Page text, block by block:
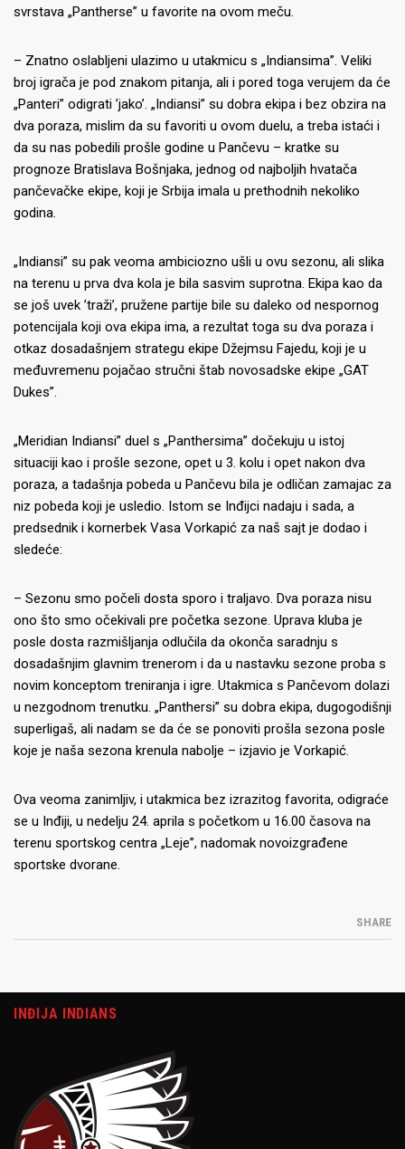
svrstava „Pantherse” u favorite na ovom meču.
– Znatno oslabljeni ulazimo u utakmicu s „Indiansima”. Veliki
broj igrača je pod znakom pitanja, ali i pored toga verujem da će
„Panteri” odigrati ’jako’. „Indiansi” su dobra ekipa i bez obzira na
dva poraza, mislim da su favoriti u ovom duelu, a treba istaći i
da su nas pobedili prošle godine u Pančevu – kratke su
prognoze Bratislava Bošnjaka, jednog od najboljih hvatača
pančevačke ekipe, koji je Srbija imala u prethodnih nekoliko
godina.
„Indiansi” su pak veoma ambiciozno ušli u ovu sezonu, ali slika
na terenu u prva dva kola je bila sasvim suprotna. Ekipa kao da
se još uvek ’traži’, pružene partije bile su daleko od nespornog
potencijala koji ova ekipa ima, a rezultat toga su dva poraza i
otkaz dosadašnjem strategu ekipe Džejmsu Fajedu, koji je u
međuvremenu pojačao stručni štab novosadske ekipe „GAT
Dukes”.
„Meridian Indiansi” duel s „Panthersima” dočekuju u istoj
situaciji kao i prošle sezone, opet u 3. kolu i opet nakon dva
poraza, a tadašnja pobeda u Pančevu bila je odličan zamajac za
niz pobeda koji je usledio. Istom se Inđijci nadaju i sada, a
predsednik i kornerbek Vasa Vorkapić za naš sajt je dodao i
sledeće:
– Sezonu smo počeli dosta sporo i traljavo. Dva poraza nisu
ono što smo očekivali pre početka sezone. Uprava kluba je
posle dosta razmišljanja odlučila da okonča saradnju s
dosadašnjim glavnim trenerom i da u nastavku sezone proba s
novim konceptom treniranja i igre. Utakmica s Pančevom dolazi
u nezgodnom trenutku. „Panthersi” su dobra ekipa, dugogodišnji
superligaš, ali nadam se da će se ponoviti prošla sezona posle
koje je naša sezona krenula nabolje – izjavio je Vorkapić.
Ova veoma zanimljiv, i utakmica bez izrazitog favorita, odigraće
se u Inđiji, u nedelju 24. aprila s početkom u 16.00 časova na
terenu sportskog centra „Leje”, nadomak novoizgrađene
sportske dvorane.
SHARE
INĐIJA INDIANS